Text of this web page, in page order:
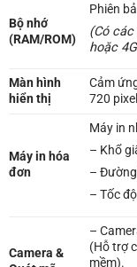
Bộ nhớ
(RAM/ROM)
Phiên
(Có
hoặc
Màn hình
hiển thị
Cảm
720
Máy in hóa
đơn
Máy in
– Khổ
–
– Tốc
Camera &
–
(Hỗ trợ
mềm).